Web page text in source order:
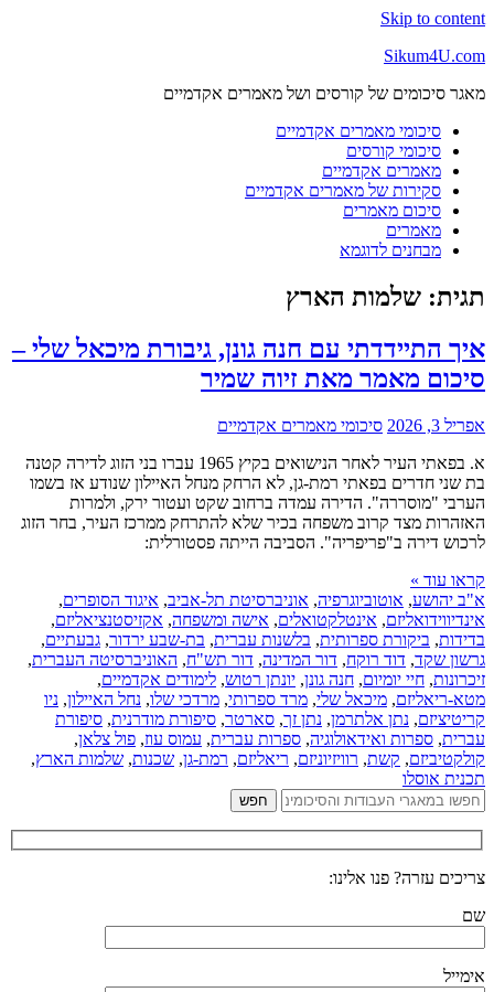
Skip to content
Sikum4U.com
מאגר סיכומים של קורסים ושל מאמרים אקדמיים
סיכומי מאמרים אקדמיים
סיכומי קורסים
מאמרים אקדמיים
סקירות של מאמרים אקדמיים
סיכום מאמרים
מאמרים
מבחנים לדוגמא
תגית: שלמות הארץ
איך התיידדתי עם חנה גונן, גיבורת מיכאל שלי –
סיכום מאמר מאת זיוה שמיר
אפריל 3, 2026
סיכומי מאמרים אקדמיים
א. בפאתי העיר לאחר הנישואים בקיץ 1965 עברו בני הזוג לדירה קטנה
בת שני חדרים בפאתי רמת-גן, לא הרחק מנחל האיילון שנודע אז בשמו
הערבי "מוסררה". הדירה עמדה ברחוב שקט ועטור ירק, ולמרות
האזהרות מצד קרוב משפחה בכיר שלא להתרחק ממרכז העיר, בחר הזוג
לרכוש דירה ב"פריפריה". הסביבה הייתה פסטורלית:
קראו עוד »
א"ב יהושע, אוטוביוגרפיה, אוניברסיטת תל-אביב, איגוד הסופרים,
אינדיווידואליזם, אינטלקטואלים, אישה ומשפחה, אקזיסטנציאליזם,
בדידות, ביקורת ספרותית, בלשנות עברית, בת-שבע ירדור, גבעתיים,
גרשון שקד, דוד רוקח, דור המדינה, דור תש"ח, האוניברסיטה העברית,
זיכרונות, חיי יומיום, חנה גונן, יונתן רטוש, לימודים אקדמיים,
מטא-ריאליזם, מיכאל שלי, מרד ספרותי, מרדכי שלו, נחל האיילון, ניו
קריטיציזם, נתן אלתרמן, נתן זך, סארטר, סיפורת מודרנית, סיפורת
עברית, ספרות ואידאולוגיה, ספרות עברית, עמוס עוז, פול צלאן,
קולקטיביזם, קשת, רוויזיוניזם, ריאליזם, רמת-גן, שכנות, שלמות הארץ,
תכנית אוסלו
צריכים עזרה? פנו אלינו:
שם
אימייל